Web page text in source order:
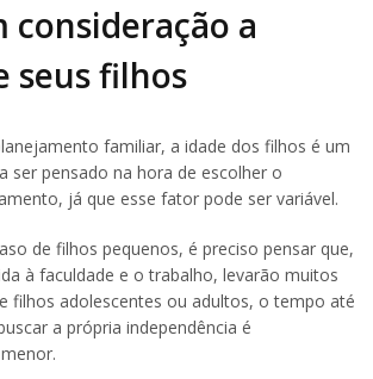
consideração a
seus filhos
familiar, a idade dos filhos é um
ser pensado na hora de escolher o
já que esse fator pode ser variável.
de filhos pequenos, é preciso pensar que,
à faculdade e o trabalho, levarão muitos
filhos adolescentes ou adultos, o tempo até
a própria independência é